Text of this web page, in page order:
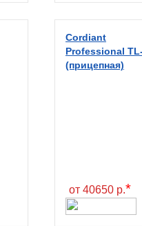
Cordiant
Professional
(прицепная)
от 40650 р.*